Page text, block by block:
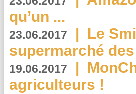
qu’un ...
23.06.2017 | Le
supermarché
19.06.2017 |
agriculteurs !